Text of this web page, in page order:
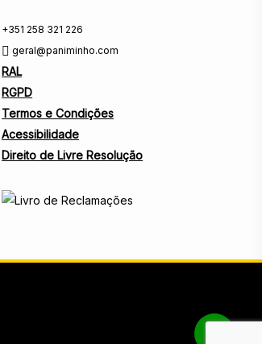
+351 258 321 226
geral@paniminho.com
RAL
RGPD
Termos e Condições
Acessibilidade
Direito de Livre Resolução